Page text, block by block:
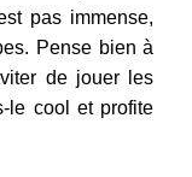
pas immense,
Pense bien à
de jouer les
le cool et profite